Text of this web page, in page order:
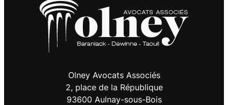
Olney Avocats Associés
2, place de la République
93600 Aulnay-sous-Bois